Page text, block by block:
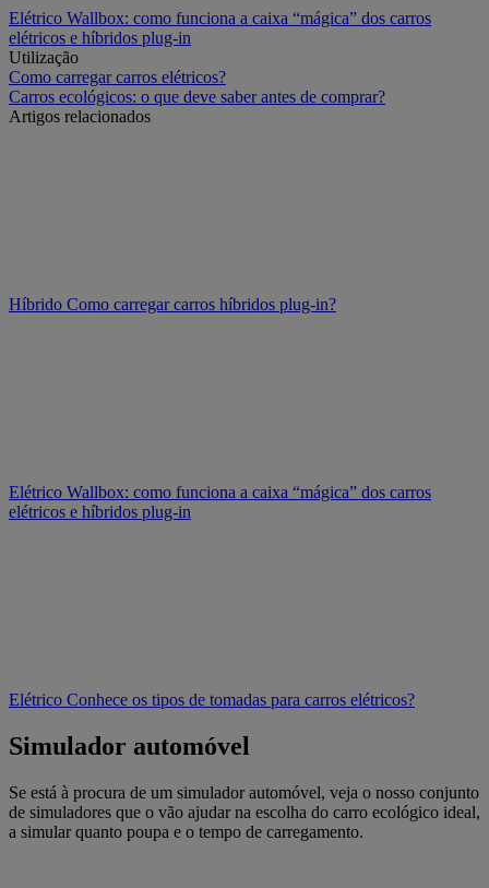
Elétrico Wallbox: como funciona a caixa “mágica” dos carros
elétricos e híbridos plug-in
Utilização
Como carregar carros elétricos?
Carros ecológicos: o que deve saber antes de comprar?
Artigos relacionados
Híbrido Como carregar carros híbridos plug-in?
Elétrico Wallbox: como funciona a caixa “mágica” dos carros
elétricos e híbridos plug-in
Elétrico Conhece os tipos de tomadas para carros elétricos?
Simulador automóvel
Se está à procura de um simulador automóvel, veja o nosso conjunto
de simuladores que o vão ajudar na escolha do carro ecológico ideal,
a simular quanto poupa e o tempo de carregamento.